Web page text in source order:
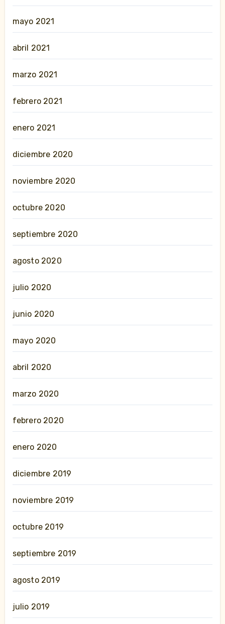
mayo 2021
abril 2021
marzo 2021
febrero 2021
enero 2021
diciembre 2020
noviembre 2020
octubre 2020
septiembre 2020
agosto 2020
julio 2020
junio 2020
mayo 2020
abril 2020
marzo 2020
febrero 2020
enero 2020
diciembre 2019
noviembre 2019
octubre 2019
septiembre 2019
agosto 2019
julio 2019